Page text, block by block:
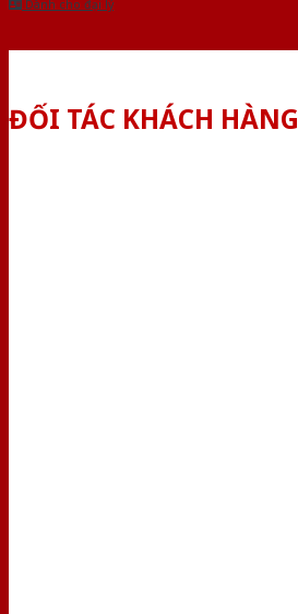
Dành cho đại lý
ĐỐI TÁC KHÁCH HÀNG